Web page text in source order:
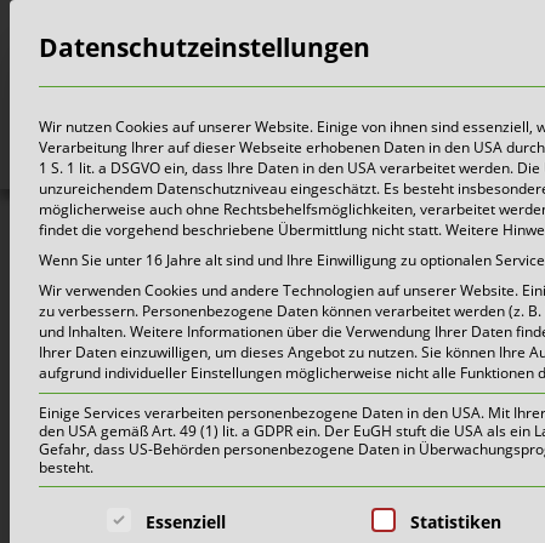
Bürger
Abfallkalender
App schon jetzt
18. November 2025 |
Datenschutzeinstellungen
Wir nutzen Cookies auf unserer Website. Einige von ihnen sind
Verarbeitung Ihrer auf dieser Webseite erhobenen Daten in den USA
1 S. 1 lit. a DSGVO ein, dass Ihre Daten in den USA verarbeitet werden.
unzureichendem Datenschutzniveau eingeschätzt. Es besteht
möglicherweise auch ohne Rechtsbehelfsmöglichkeiten, verarbeitet
findet die vorgehend beschriebene Übermittlung nicht statt. Weitere
Wenn Sie unter 16 Jahre alt sind und Ihre Einwilligung zu optionalen
Wir verwenden Cookies und andere Technologien auf unserer Website.
zu verbessern. Personenbezogene Daten können verarbeitet werden (z.
und Inhalten.Weitere Informationen über die Verwendung Ihrer Daten
Ihrer Daten einzuwilligen, um dieses Angebot zu nutzen.Sie können Ihre
aufgrund individueller Einstellungen möglicherweise nicht alle Funktionen
Einige Services verarbeiten personenbezogene Daten in den USA. Mit
den USA gemäß Art. 49 (1) lit. a GDPR ein. Der EuGH stuft die USA als
Gefahr, dass US-Behörden personenbezogene Daten in
besteht.
Es folgt eine Liste der Service-
Essenziell Statistiken